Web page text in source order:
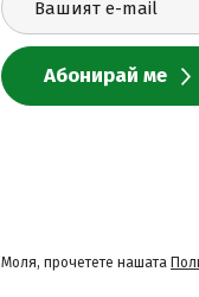
Моля, прочетете нашата